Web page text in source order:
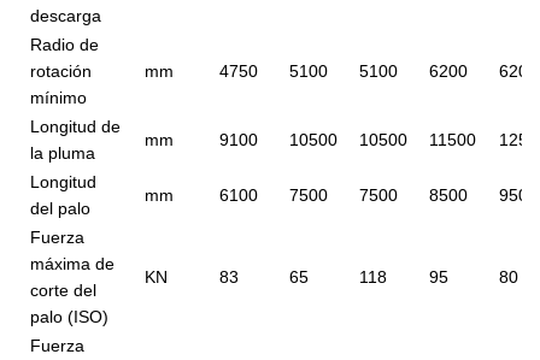
descarga
Radio de
rotación
mínimo
mm 4750 5100 5100 6200 6200
Longitud de
la pluma
mm 9100 10500 10500 11500
Longitud
del palo
mm 6100 7500 7500 8500 9500
Fuerza
máxima de
corte del
palo (ISO)
KN 83 65 118 95 80
Fuerza